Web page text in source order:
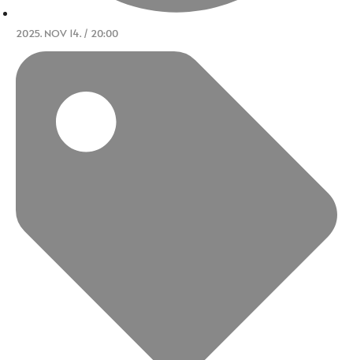
2025. NOV 14. / 20:00